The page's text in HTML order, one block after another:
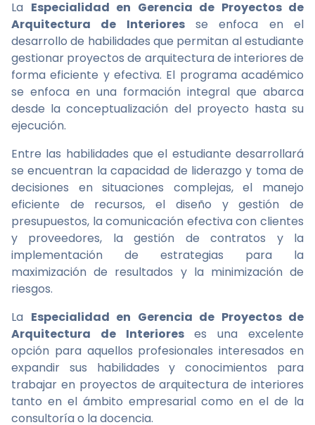
La Especialidad en Gerencia de Proyectos de
Arquitectura de Interioresse enfoca en el
desarrollo de habilidades que permitan al estudiante
gestionar proyectos de arquitectura de interiores de
forma eficiente y efectiva. El programa académico
se enfoca en una formación integral que abarca
desde la conceptualización del proyecto hasta su
ejecución.
Entre las habilidades que el estudiante desarrollará
se encuentran la capacidad de liderazgo y toma de
decisiones en situaciones complejas, el manejo
eficiente de recursos, el diseño y gestión de
presupuestos, la comunicación efectiva con clientes
y proveedores, la gestión de contratos y la
implementación de estrategias para la
maximización de resultados y la minimización de
riesgos.
La Especialidad en Gerencia de Proyectos de
Arquitectura de Interioreses una excelente
opción para aquellos profesionales interesados en
expandir sus habilidades y conocimientos para
trabajar en proyectos de arquitectura de interiores
tanto en el ámbito empresarial como en el de la
consultoría o la docencia.